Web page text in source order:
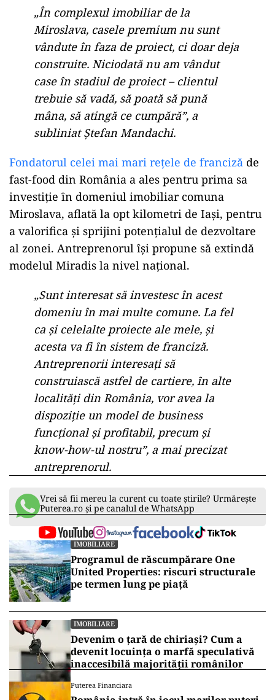
Lucrările de instalații și finisaje încep după
semnarea unui antecontract, oferind astfel
fiecărui proprietar posibilitatea de a personaliza
locuința conform propriilor preferințe. Acest
model asigură un control complet asupra
detaliilor, de la design interior, până la alegerea
materialelor și a finisajelor, fără a compromite
standardele ridicate de calitate și eficiență
de euro, fără TVA.
„În complexul imobiliar de la
Miroslava, casele premium nu sunt
vândute în faza de proiect, ci doar deja
construite. Niciodată nu am vândut
case în stadiul de proiect – clientul
mâna, să atingă ce cumpără”, a
subliniat Ștefan Mandachi.
Fondatorul celei mai mari rețele de franciză
fast-food din România a ales pentru prima sa
investiție ȋn domeniul imobiliar comuna
Miroslava, aflată la opt kilometri de Iași, pentru
a valorifica și sprijini potențialul de dezvoltare
al zonei. Antreprenorul își propune să extindă
modelul Miradis la nivel național.
„Sunt interesat să investesc în acest
domeniu în mai multe comune. La fel
ca și celelalte proiecte ale mele, și
acesta va fi ȋn sistem de franciză.
Antreprenorii interesați să
construiască astfel de cartiere, ȋn alte
localități din România, vor avea la
dispoziție un model de business
funcțional și profitabil, precum și
know-how-ul nostru”, a mai precizat
antreprenorul.
Vrei să fii mereu la curent cu toate știrile? Urmărește
Puterea.ro și pe canalul de WhatsApp